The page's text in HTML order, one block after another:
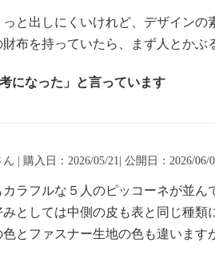
と出しにくいけれど、デザイン
布を持っていたら、まず人とかぶ
になった」と言っています
ん | 購入日：2026/05/21| 公開日：2026/06/
ラフルな５人のピッコーネが並ん
としては中側の皮も表と同じ種
とファスナー生地の色も違いま